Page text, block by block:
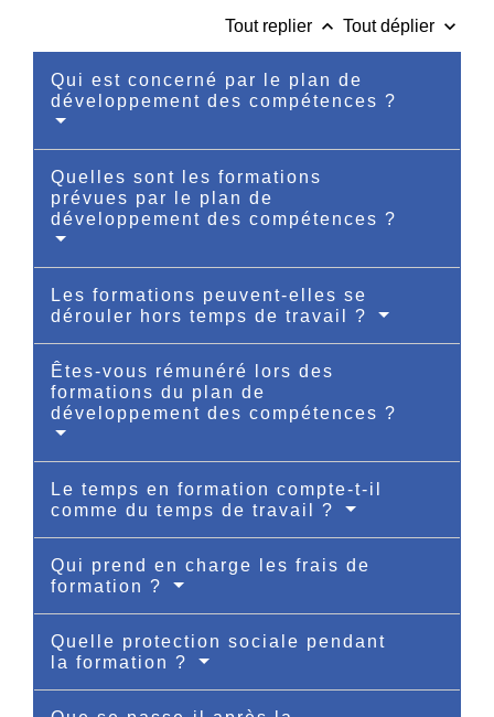
Tout replier keyboard_arrow_up Tout déplier keyboard_arrow_down
Qui est concerné par le plan de
développement des compétences ?
Quelles sont les formations
prévues par le plan de
développement des compétences ?
Les formations peuvent-elles se
dérouler hors temps de travail ?
Êtes-vous rémunéré lors des
formations du plan de
développement des compétences ?
Le temps en formation compte-t-il
comme du temps de travail ?
Qui prend en charge les frais de
formation ?
Quelle protection sociale pendant
la formation ?